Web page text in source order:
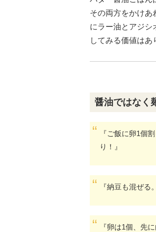
その両方をかけあ
にラー油とアジシ
してみる価値はあ
醤油ではなく
『ご飯に卵1個
り！』
『納豆も混ぜ
『卵は1個、先